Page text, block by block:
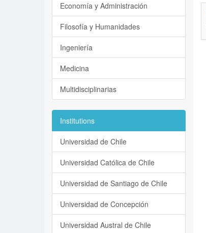
Economía y Administración
Filosofía y Humanidades
Ingeniería
Medicina
Multidisciplinarias
Institutions
Universidad de Chile
Universidad Católica de Chile
Universidad de Santiago de Chile
Universidad de Concepción
Universidad Austral de Chile